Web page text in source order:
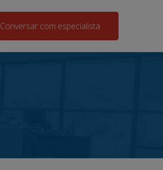
Conversar com especialista